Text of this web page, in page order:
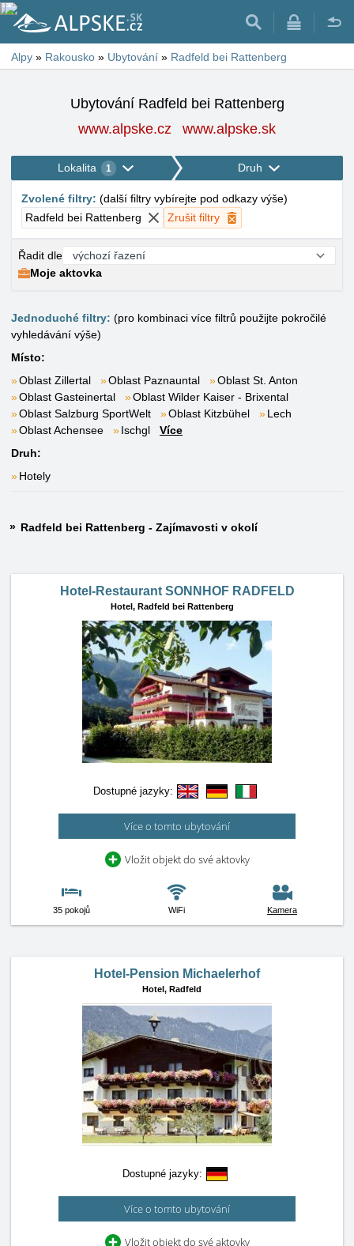
Alpy » Rakousko » Ubytování » Radfeld bei Rattenberg
Ubytování Radfeld bei Rattenberg
www.alpske.cz
www.alpske.sk
Lokalita 1 Druh
Zvolené filtry: (další filtry vybírejte pod odkazy výše)
Radfeld bei Rattenberg
Zrušit filtry
Řadit dle
Moje aktovka
Jednoduché filtry: (pro kombinaci více filtrů použijte pokročilé
vyhledávání výše)
Místo:
Oblast Zillertal
Oblast Paznauntal
Oblast St. Anton
Oblast Gasteinertal
Oblast Wilder Kaiser - Brixental
Oblast Salzburg SportWelt
Oblast Kitzbühel
Lech
Oblast Achensee
Ischgl
Více
Druh:
Hotely
Radfeld bei Rattenberg - Zajímavosti v okolí
Hotel-Restaurant SONNHOF RADFELD
Hotel, Radfeld bei Rattenberg
Dostupné jazyky:
Více o tomto ubytování
Vložit objekt do své aktovky
35 pokojů WiFi Kamera
Hotel-Pension Michaelerhof
Hotel, Radfeld
Dostupné jazyky:
Více o tomto ubytování
Vložit objekt do své aktovky